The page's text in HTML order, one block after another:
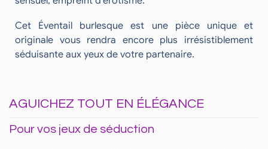
Cet Éventail burlesque est une pièce unique et
originale vous rendra encore plus irrésistiblement
séduisante aux yeux de votre partenaire.
AGUICHEZ TOUT EN ÉLÉGANCE
Pour vos jeux de séduction